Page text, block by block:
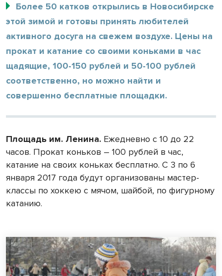
Более 50 катков открылись в Новосибирске
этой зимой и готовы принять любителей
активного досуга на свежем воздухе. Цены на
прокат и катание со своими коньками в час
щадящие, 100-150 рублей и 50-100 рублей
соответственно, но можно найти и
совершенно бесплатные площадки.
Площадь им. Ленина. Ежедневно с 10 до 22
часов. Прокат коньков – 100 рублей в час,
катание на своих коньках бесплатно. С 3 по 6
января 2017 года будут организованы мастер-
классы по хоккею с мячом, шайбой, по фигурному
катанию.